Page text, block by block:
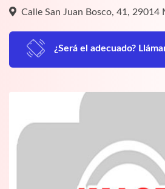
Calle San Juan Bosco, 41, 29014
¿Será el adecuado?